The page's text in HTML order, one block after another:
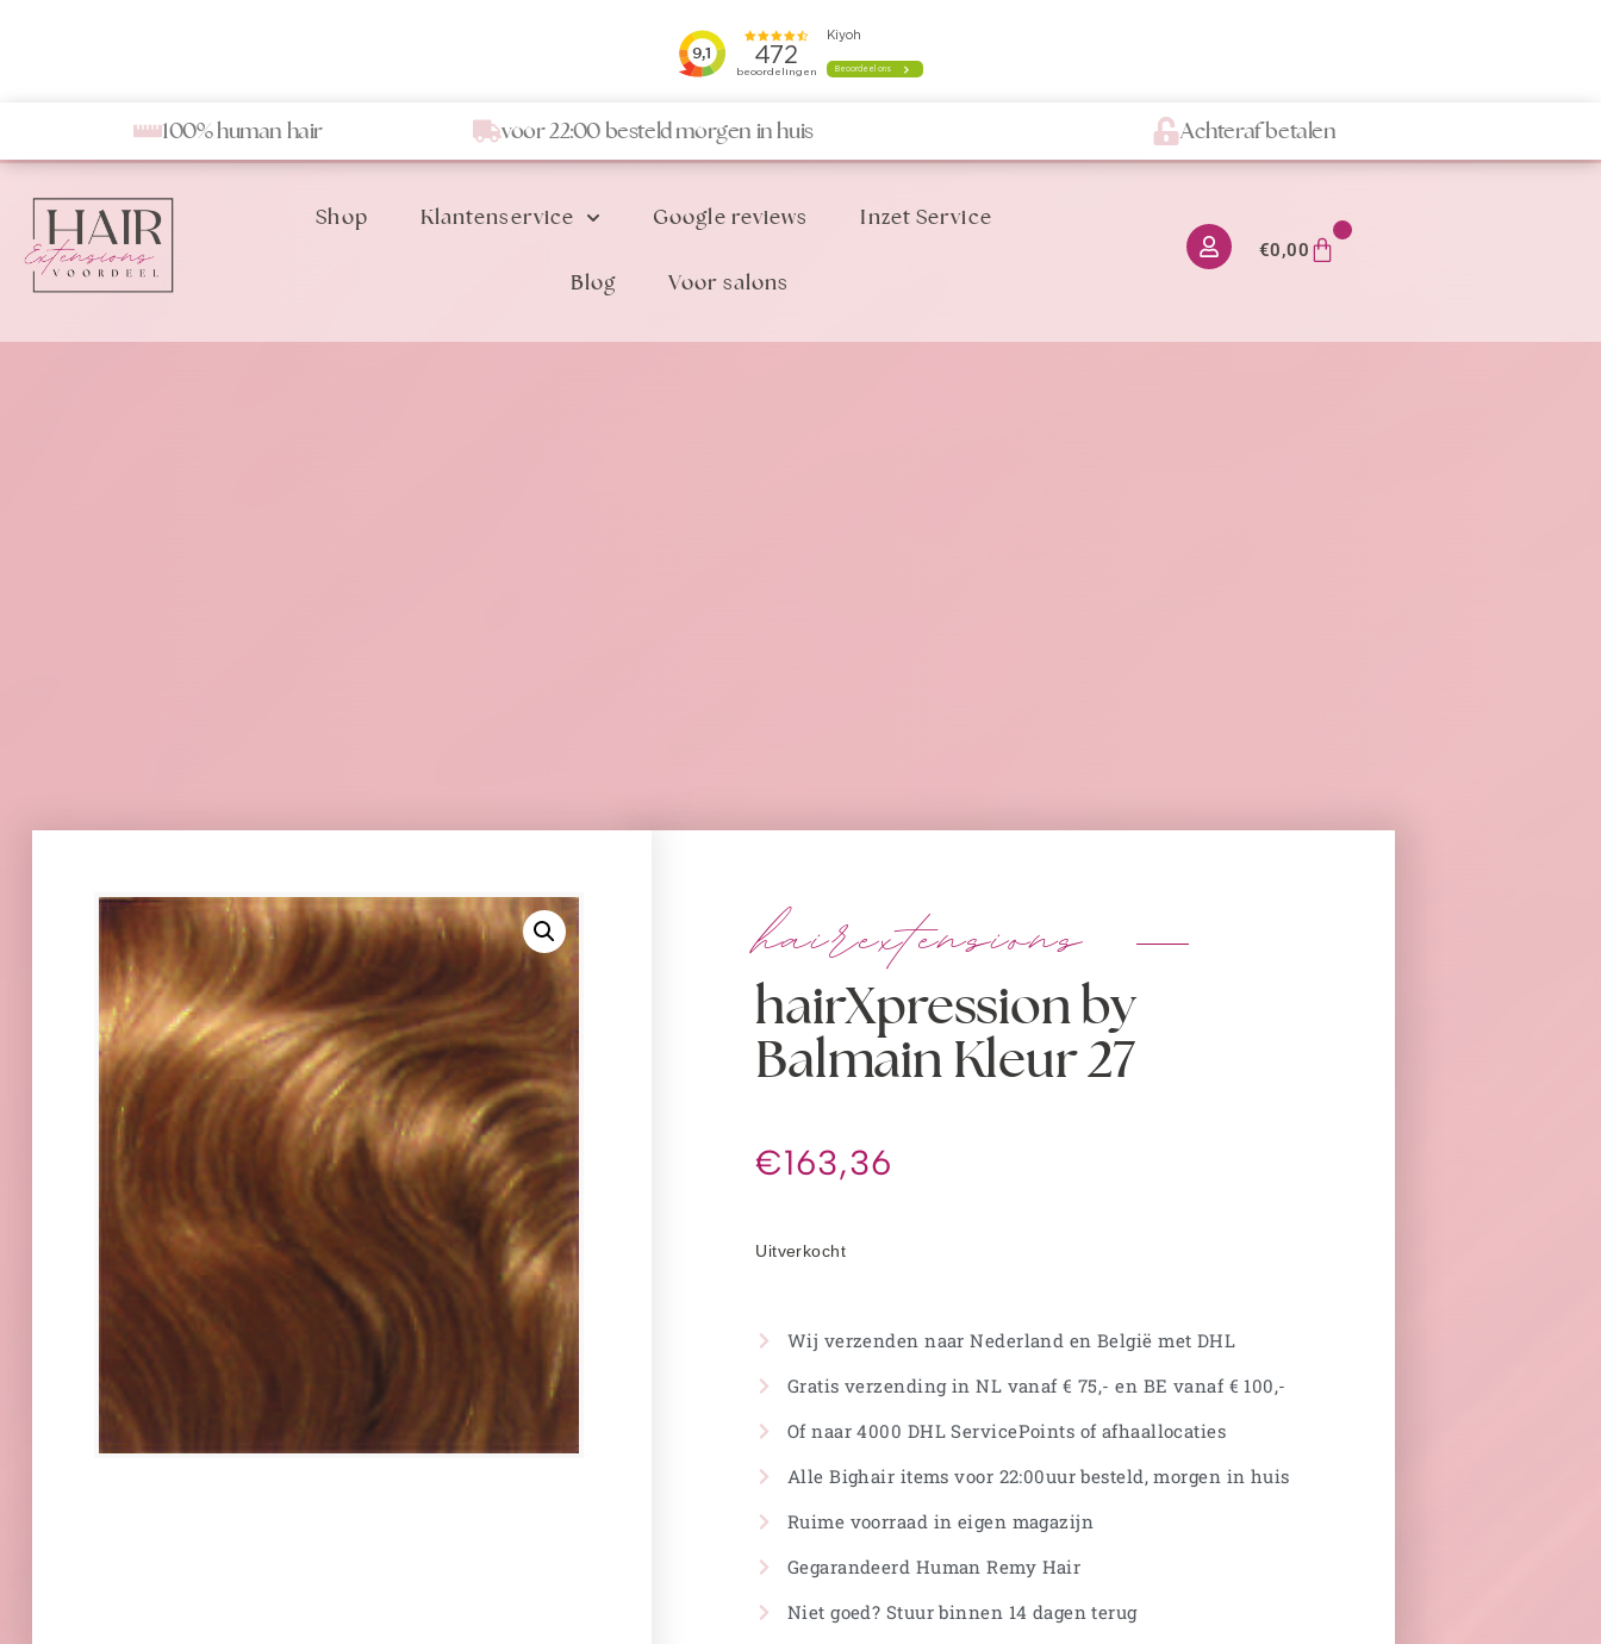
100% human hair voor 22:00 besteld morgen in huis Achteraf betalen
Shop Klantenservice Google reviews Inzet Service
Blog Voor salons
€0,00
hairextensions
hairXpression by
Balmain Kleur 27
€163,36
Uitverkocht
Wij verzenden naar Nederland en België met DHL
Gratis verzending in NL vanaf € 75,- en BE vanaf € 100,-
Of naar 4000 DHL ServicePoints of afhaallocaties
Alle Bighair items voor 22:00uur besteld, morgen in huis
Ruime voorraad in eigen magazijn
Gegarandeerd Human Remy Hair
Niet goed? Stuur binnen 14 dagen terug